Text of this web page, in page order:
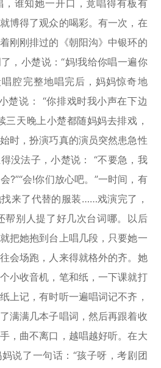
谁知她一开口，竟唱得有板有
博得了观众的喝彩。有一次，在
刚刚排过的《朝阳沟》中银环的
，小楚说：“妈!我给你唱一遍你
腔完整地唱完后，妈妈惊奇地
楚说： “你排戏时我小声在下边
三天晚上小楚都随妈妈去排戏，
时，扮演巧真的演员突然患急性
没法子，小楚说： “不要急，我
?”“会!你们放心吧。”一时间，有
来了代替的服装……戏演完了，
帮别人提了好几次台词哪。以后
把她抱到台上唱几段，只要她一
会场跑，人来得就格外的齐。她
小收音机，笔和纸，一下课就打
上记，有时听一遍唱词记不齐，
满满几本子唱词，然后再跟着收
，曲不离口，越唱越好听。在大
说了一句话：“孩子呀，考剧团